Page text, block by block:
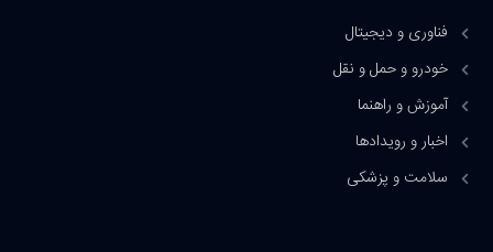
فناوری و دیجیتال
خودرو و حمل و نقل
آموزش و راهنما
اخبار و رویدادها
سلامت و پزشکی